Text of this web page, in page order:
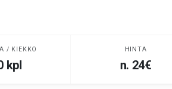
/ KIEKKO
kpl
HINTA
n. 24€